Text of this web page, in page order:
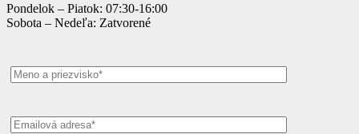
Pondelok – Piatok: 07:30-16:00
Sobota – Nedeľa: Zatvorené